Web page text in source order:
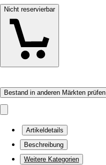
Nicht reservierbar
Bestand in anderen Märkten prüfen
Artikeldetails
Beschreibung
Weitere Kategorien